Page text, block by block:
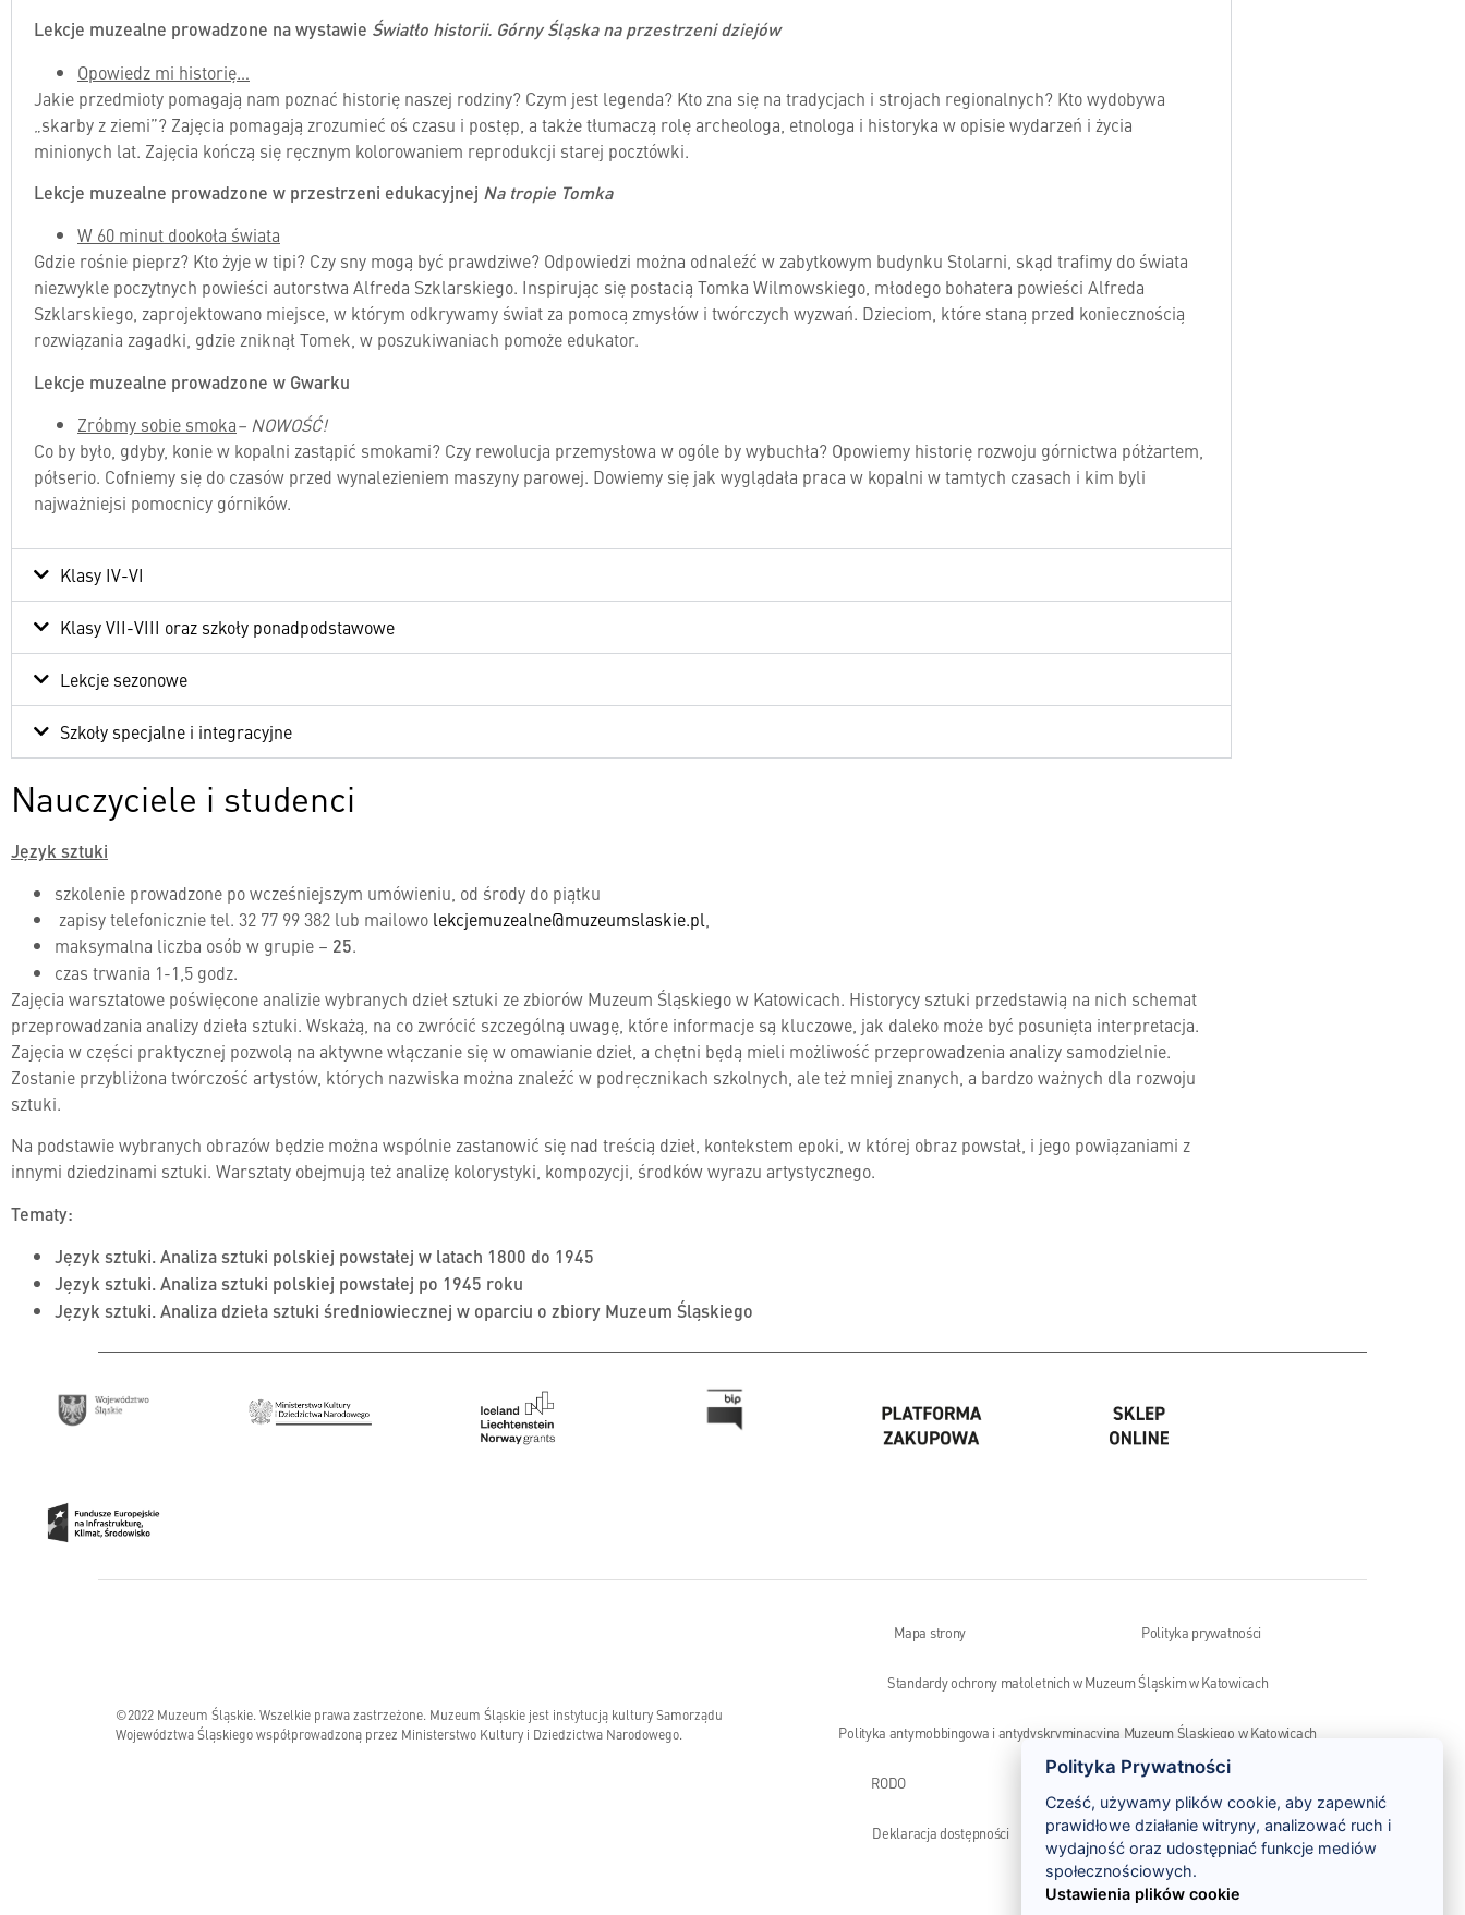
Lekcje muzealne prowadzone na wystawie Światło historii. Górny Śląska na przestrzeni dziejów
Opowiedz mi historię…
Jakie przedmioty pomagają nam poznać historię naszej rodziny? Czym jest legenda? Kto zna się na tradycjach i strojach regionalnych? Kto wydobywa
„skarby z ziemi”? Zajęcia pomagają zrozumieć oś czasu i postęp, a także tłumaczą rolę archeologa, etnologa i historyka w opisie wydarzeń i życia
minionych lat. Zajęcia kończą się ręcznym kolorowaniem reprodukcji starej pocztówki.
Lekcje muzealne prowadzone w przestrzeni edukacyjnej Na tropie Tomka
W 60 minut dookoła świata
Gdzie rośnie pieprz? Kto żyje w tipi? Czy sny mogą być prawdziwe? Odpowiedzi można odnaleźć w zabytkowym budynku Stolarni, skąd trafimy do świata
niezwykle poczytnych powieści autorstwa Alfreda Szklarskiego. Inspirując się postacią Tomka Wilmowskiego, młodego bohatera powieści Alfreda
Szklarskiego, zaprojektowano miejsce, w którym odkrywamy świat za pomocą zmysłów i twórczych wyzwań. Dzieciom, które staną przed koniecznością
rozwiązania zagadki, gdzie zniknął Tomek, w poszukiwaniach pomoże edukator.
Lekcje muzealne prowadzone w Gwarku
Zróbmy sobie smoka– NOWOŚĆ!
Co by było, gdyby, konie w kopalni zastąpić smokami? Czy rewolucja przemysłowa w ogóle by wybuchła? Opowiemy historię rozwoju górnictwa półżartem,
półserio. Cofniemy się do czasów przed wynalezieniem maszyny parowej. Dowiemy się jak wyglądała praca w kopalni w tamtych czasach i kim byli
najważniejsi pomocnicy górników.
Klasy IV-VI
Klasy VII-VIII oraz szkoły ponadpodstawowe
Lekcje sezonowe
Szkoły specjalne i integracyjne
Nauczyciele i studenci
Język sztuki
szkolenie prowadzone po wcześniejszym umówieniu, od środy do piątku
zapisy telefonicznie tel. 32 77 99 382 lub mailowo lekcjemuzealne@muzeumslaskie.pl
maksymalna liczba osób w grupie – 25.
czas trwania 1-1,5 godz.
Zajęcia warsztatowe poświęcone analizie wybranych dzieł sztuki ze zbiorów Muzeum Śląskiego w Katowicach. Historycy sztuki przedstawią na nich schemat
przeprowadzania analizy dzieła sztuki. Wskażą, na co zwrócić szczególną uwagę, które informacje są kluczowe, jak daleko może być posunięta interpretacja.
Zajęcia w części praktycznej pozwolą na aktywne włączanie się w omawianie dzieł, a chętni będą mieli możliwość przeprowadzenia analizy samodzielnie.
Zostanie przybliżona twórczość artystów, których nazwiska można znaleźć w podręcznikach szkolnych, ale też mniej znanych, a bardzo ważnych dla rozwoju
sztuki.
Na podstawie wybranych obrazów będzie można wspólnie zastanowić się nad treścią dzieł, kontekstem epoki, w której obraz powstał, i jego powiązaniami z
innymi dziedzinami sztuki. Warsztaty obejmują też analizę kolorystyki, kompozycji, środków wyrazu artystycznego.
Tematy:
Język sztuki. Analiza sztuki polskiej powstałej w latach 1800 do 1945
Język sztuki. Analiza sztuki polskiej powstałej po 1945 roku
Język sztuki. Analiza dzieła sztuki średniowiecznej w oparciu o zbiory Muzeum Śląskiego
©2022 Muzeum Śląskie. Wszelkie prawa zastrzeżone. Muzeum Śląskie jest instytucją kultury Samorządu
Województwa Śląskiego współprowadzoną przez Ministerstwo Kultury i Dziedzictwa Narodowego.
Mapa strony Polityka prywatności
Standardy ochrony małoletnich w Muzeum Śląskim w Katowicach
Polityka antymobbingowa i antydyskryminacyjna Muzeum Śląskiego w Katowicach
RODO Monitoring wizyjny – klauzula informacyjna
Deklaracja dostępności Szlak Zabytków Techniki
Polityka Prywatności
Cześć, używamy plików cookie, aby zapewnić
prawidłowe działanie witryny, analizować ruch i
wydajność oraz udostępniać funkcje mediów
społecznościowych.
Ustawienia plików cookie